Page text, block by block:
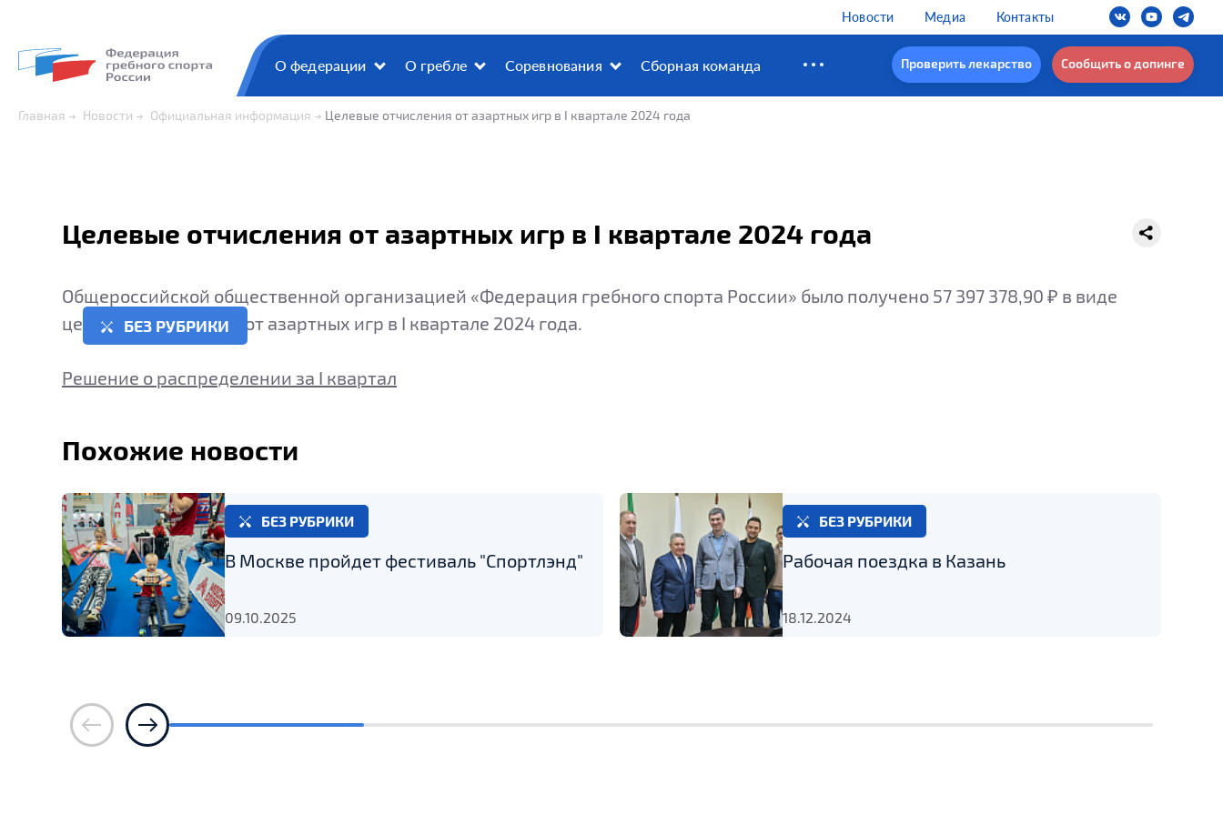
Новости Медиа Контакты
О федерации О гребле Соревнования Сборная команда Проверить лекарство Сообщить о допинге
Главная Новости Официальная информация Целевые отчисления от азартных игр в I квартале 2024 года
Целевые отчисления от азартных игр в I квартале 2024 года
БЕЗ РУБРИКИ
Общероссийской общественной организацией «Федерация гребного спорта России» было получено 57 397 378,90 ₽ в виде
целевых отчислений от азартных игр в I квартале 2024 года.
Решение о распределении за I квартал
Похожие новости
БЕЗ РУБРИКИ
В Москве пройдет фестиваль "Спортлэнд"
09.10.2025
БЕЗ РУБРИКИ
Рабочая поездка в Казань
18.12.2024